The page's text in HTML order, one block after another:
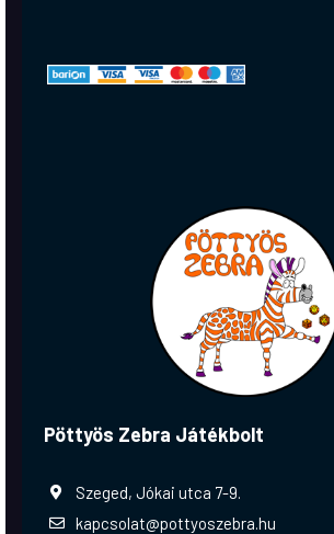
Pöttyös Zebra Játékbolt
Szeged, Jókai utca 7-9.
kapcsolat@pottyoszebra.hu